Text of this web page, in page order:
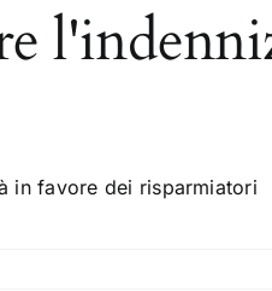
in favore dei risparmiatori